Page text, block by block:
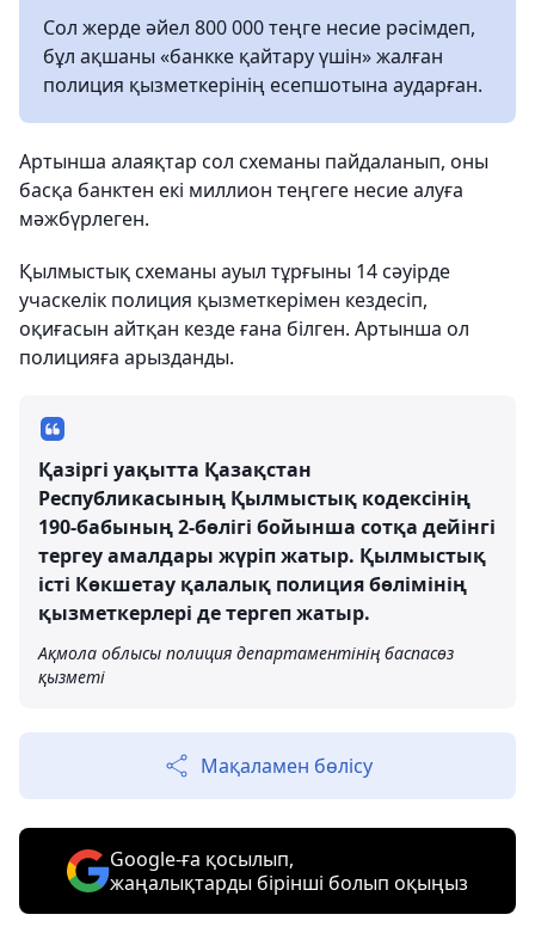
Сол жерде әйел 800 000 теңге несие рәсімдеп,
бұл ақшаны «банкке қайтару үшін» жалған
полиция қызметкерінің есепшотына аударған.
Артынша алаяқтар сол схеманы пайдаланып, оны
басқа банктен екі миллион теңгеге несие алуға
мәжбүрлеген.
Қылмыстық схеманы ауыл тұрғыны 14 сәуірде
учаскелік полиция қызметкерімен кездесіп,
оқиғасын айтқан кезде ғана білген. Артынша ол
полицияға арызданды.
Қазіргі уақытта Қазақстан
Республикасының Қылмыстық кодексінің
190-бабының 2-бөлігі бойынша сотқа дейінгі
тергеу амалдары жүріп жатыр. Қылмыстық
істі Көкшетау қалалық полиция бөлімінің
қызметкерлері де тергеп жатыр.
Ақмола облысы полиция департаментінің баспасөз
қызметі
Мақаламен бөлісу
Google-ға қосылып,
жаңалықтарды бірінші болып оқыңыз